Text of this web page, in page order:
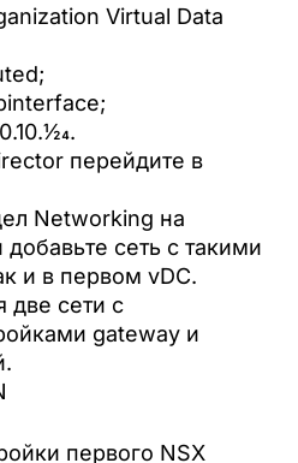
Virtual Data
перейдите в
Networking на
сеть с такими
и в первом vDC.
две сети с
gateway и
первого NSX